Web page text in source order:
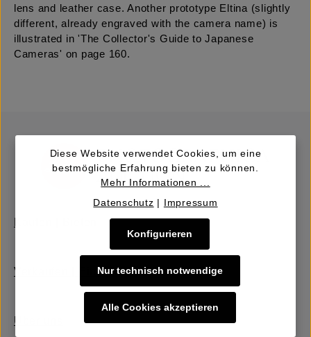
lens and leather case. Another prototype Eltina (slightly
different, already engraved with the camera name) is
illustrated in 'The Collector's Guide to Japanese
Cameras' on page 160.
Verkaufen | Einbringen
Über uns
Diese Website verwendet Cookies, um eine
bestmögliche Erfahrung bieten zu können.
Mehr Informationen ...
Datenschutz | Impressum
Nur technisch notwendige
Konfigurieren
Alle Cookies akzeptieren